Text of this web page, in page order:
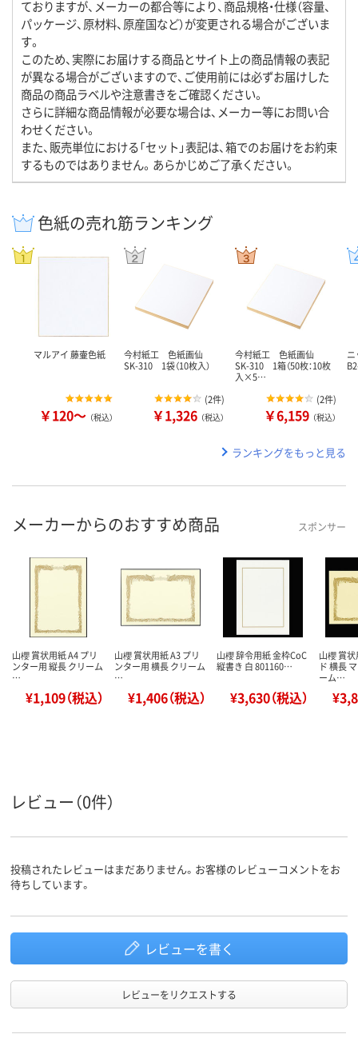
ておりますが、メーカーの都合等により、商品規格・仕様（容量、
パッケージ、原材料、原産国など）が変更される場合がございま
す。
このため、実際にお届けする商品とサイト上の商品情報の表記
が異なる場合がございますので、ご使用前には必ずお届けした
商品の商品ラベルや注意書きをご確認ください。
さらに詳細な商品情報が必要な場合は、メーカー等にお問い合
わせください。
また、販売単位における「セット」表記は、箱でのお届けをお約束
するものではありません。あらかじめご了承ください。
色紙の売れ筋ランキング
マルアイ 藤壷色紙
￥120～ （税込）
今村紙工 色紙画仙
SK-310 1袋（10枚入）
(2件)
￥1,326 （税込）
今村紙工 色紙画仙
SK-310 1箱（50枚：10枚
入×5…
(2件)
￥6,159 （税込）
ランキングをもっと見る
メーカーからのおすすめ商品 スポンサー
山櫻 賞状用紙 A4 プリ
ンター用 縦長 クリーム
…
¥1,109（税込）
山櫻 賞状用紙 A3 プリ
ンター用 横長 クリーム
…
¥1,406（税込）
山櫻 辞令用紙 金枠CoC
縦書き 白 801160…
¥3,630（税込）
山櫻 賞
ド 横長
ーム…
レビュー（0件）
投稿されたレビューはまだありません。お客様のレビューコメントをお
待ちしています。
レビューを書く
レビューをリクエストする